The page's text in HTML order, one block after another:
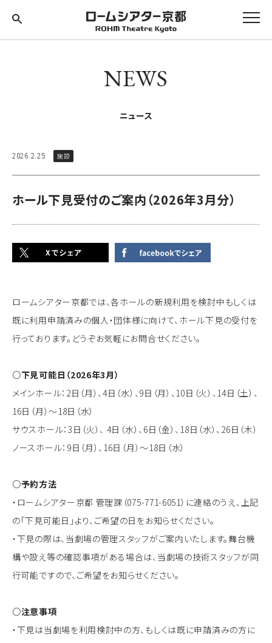
NEWS
ニュース
2026.2.25 施設
ホール下見受付のご案内（2026年3月分）
ロームシアター京都では、各ホールの新規利用を検討中もしくは
既に利用申請済みの個人・団体様に向けて、ホール下見の受付を
行っております。どうぞお気軽にお問合せください。
○下見可能日（2026年3月）
メインホール：2日（月）、4日（水）、9日（月）、10日（火）、14日（土）、
16日（月）～18日（水）
サウスホール：3日（火）、 4日（水）、6日（金）、18日（水）、26日（木）
ノースホール：9日（月）、16日（月）～18日（水）
○予約方法
・ロームシアター京都 管理課（075-771-6051）に連絡のうえ、上記
の「下見可能日」より、ご希望の日をお知らせください。
・下見の際は、当劇場の管理スタッフがご案内いたします。舞台機
構や設え等の確認事項がある場合は、当劇場の技術スタッフが同
行可能ですので、ご希望をお知らせください。
○注意事項
・下見は当劇場を利用検討中の方、もしくは既に申請済みの方に